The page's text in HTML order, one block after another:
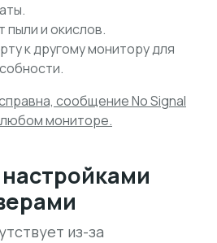
пыли и окислов.
к другому монитору для
сообщение No Signal
любом мониторе.
из-за